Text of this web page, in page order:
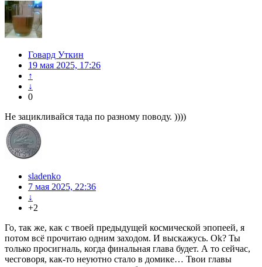
Говард Уткин
19 мая 2025, 17:26
↑
↓
0
Не зацикливайся тада по разному поводу. ))))
sladenko
7 мая 2025, 22:36
↓
+2
Го, так же, как с твоей предыдущей космической эпопеей, я
потом всё прочитаю одним заходом. И выскажусь. Ok? Ты
только просигналь, когда финальная глава будет. А то сейчас,
чесговоря, как-то неуютно стало в домике… Твои главы